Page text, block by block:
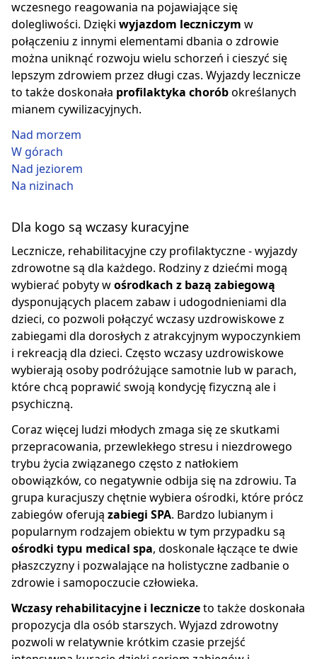
wczesnego reagowania na pojawiające się
dolegliwości. Dzięki wyjazdom leczniczym w
połączeniu z innymi elementami dbania o zdrowie
można uniknąć rozwoju wielu schorzeń i cieszyć się
lepszym zdrowiem przez długi czas. Wyjazdy lecznicze
to także doskonała profilaktyka choróbokreślanych
mianem cywilizacyjnych.
Nad morzem
W górach
Nad jeziorem
Na nizinach
Dla kogo są wczasy kuracyjne
Lecznicze, rehabilitacyjne czy profilaktyczne - wyjazdy
zdrowotne są dla każdego. Rodziny z dziećmi mogą
wybierać pobyty wośrodkach z bazą zabiegową
dysponujących placem zabaw i udogodnieniami dla
dzieci, co pozwoli połączyć wczasy uzdrowiskowe z
zabiegami dla dorosłych z atrakcyjnym wypoczynkiem
i rekreacją dla dzieci. Często wczasy uzdrowiskowe
wybierają osoby podróżujące samotnie lub w parach,
które chcą poprawić swoją kondycję fizyczną ale i
psychiczną.
Coraz więcej ludzi młodych zmaga się ze skutkami
przepracowania, przewlekłego stresu i niezdrowego
trybu życia związanego często z natłokiem
obowiązków, co negatywnie odbija się na zdrowiu. Ta
grupa kuracjuszy chętnie wybiera ośrodki, które prócz
zabiegów oferują zabiegi SPA. Bardzo lubianym i
popularnym rodzajem obiektu w tym przypadku są
ośrodki typu medical spa, doskonale łączące te dwie
płaszczyzny i pozwalające na holistyczne zadbanie o
zdrowie i samopoczucie człowieka.
Wczasy rehabilitacyjne i leczniczeto także doskonała
propozycja dla osób starszych. Wyjazd zdrowotny
pozwoli w relatywnie krótkim czasie przejść